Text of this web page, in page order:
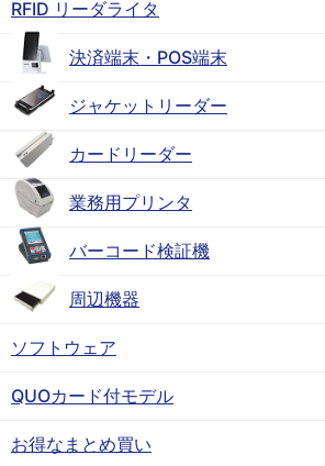
RFID リーダライタ
決済端末・POS端末
ジャケットリーダー
カードリーダー
業務用プリンタ
バーコード検証機
周辺機器
ソフトウェア
QUOカード付モデル
お得なまとめ買い